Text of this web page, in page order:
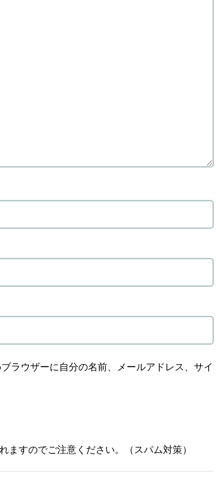
ラウザーに自分の名前、メールアドレス、サイ
ますのでご注意ください。（スパム対策）